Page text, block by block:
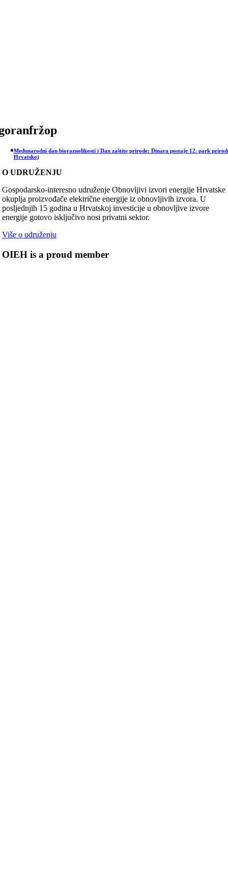
Međunarodni dan bioraznolikosti i Dan zaštite prirode: Dinara postaje 12. park
Hrvatskoj
O UDRUŽENJU
Gospodarsko-interesno udruženje Obnovljivi izvori energije Hrvatske
okuplja proizvođače električne energije iz obnovljivih izvora. U
posljednjih 15 godina u Hrvatskoj investicije u obnovljive izvore
energije gotovo isključivo nosi privatni sektor.
Više o udruženju
OIEH is a proud member